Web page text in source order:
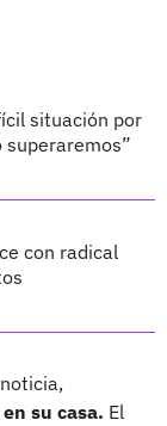
situación por
superaremos”
con radical
su casa. El